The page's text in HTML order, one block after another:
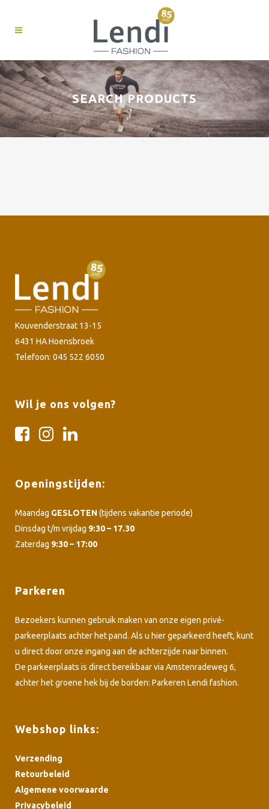
SEARCH PRODUCTS
Kouvenderstraat 13-15
6431 HA Hoensbroek
Telefoon: 045 522 6050
Wil je ons volgen?
Openingstijden:
Maandag GESLOTEN(tijdens vakantie periode)
Dinsdag t/m vrijdag 9:30 – 17.30
Zaterdag 9:30 – 17:00
Parkeren
Bezoekers kunnen gebruik maken van onze eigen privé-
parkeerplaats achter het pand. Als u hier geparkeerd heeft, kunt
u direct door onze ingang aan de achterzijde naar binnen.
De parkeerplaats is direct bereikbaar via Amstenradeweg 6,
achter het groene hek bij de borden: Parkeren Lendi fashion.
Webshop links:
Verzending
Retourbeleid
Algemene voorwaarde
Privacybeleid